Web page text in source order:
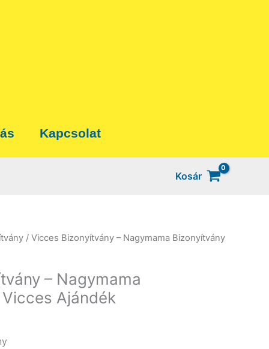
Kapcsolat
Kosár
/ Vicces Bizonyítvány – Nagymama Bizonyítvány
– Nagymama
Ajándék